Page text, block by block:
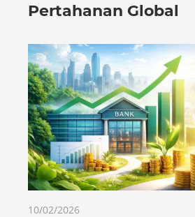
Pertahanan Global
10/02/2026